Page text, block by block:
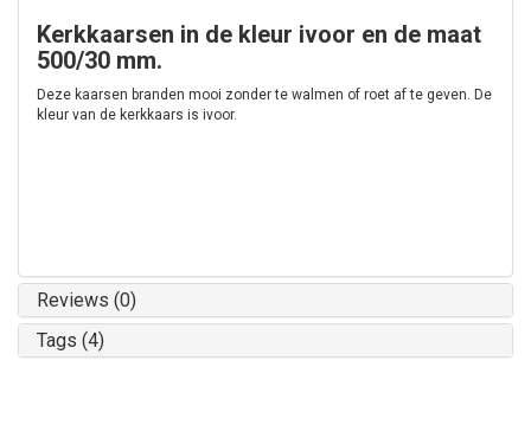
Kerkkaarsen in de kleur ivoor en de maat
500/30 mm.
Deze kaarsen branden mooi zonder te walmen of roet af te geven. De
kleur van de kerkkaars is ivoor.
Reviews (0)
Tags (4)